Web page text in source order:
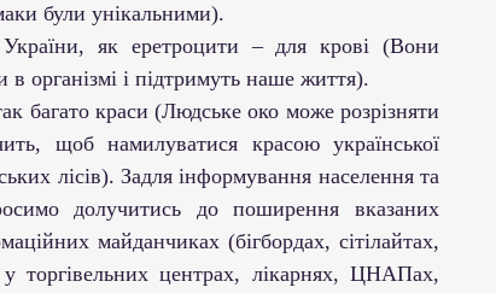
були унікальними).
як еретроцити – для крові (Вони
в організмі і підтримуть наше життя).
багато краси (Людське око може розрізняти
щоб намилуватися красою української
лісів). Задля інформування населення та
долучитись до поширення вказаних
майданчиках (бігбордах, сітілайтах,
торгівельних центрах, лікарнях, ЦНАПах,